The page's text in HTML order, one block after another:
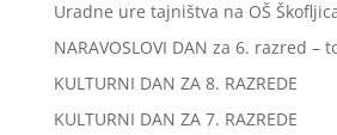
Uradne ure tajništva na OŠ
NARAVOSLOVI DAN za 6. razred –
KULTURNI DAN ZA 8. RAZREDE
KULTURNI DAN ZA 7. RAZREDE